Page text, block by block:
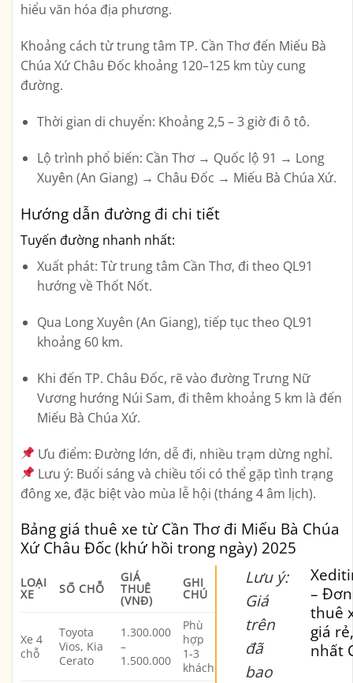
hiểu văn hóa địa phương.
Khoảng cách từ trung tâm TP. Cần Thơ đến Miếu Bà
Chúa Xứ Châu Đốc khoảng 120–125 km tùy cung
đường.
Thời gian di chuyển: Khoảng 2,5 – 3 giờ đi ô tô.
Lộ trình phổ biến: Cần Thơ → Quốc lộ 91 → Long
Xuyên (An Giang) → Châu Đốc → Miếu Bà Chúa Xứ.
Hướng dẫn đường đi chi tiết
Tuyến đường nhanh nhất:
Xuất phát: Từ trung tâm Cần Thơ, đi theo QL91
hướng về Thốt Nốt.
Qua Long Xuyên (An Giang), tiếp tục theo QL91
khoảng 60 km.
Khi đến TP. Châu Đốc, rẽ vào đườngTrưng Nữ
Vươnghướng Núi Sam, đi thêm khoảng 5 km là đến
Miếu Bà Chúa Xứ.
Ưu điểm: Đường lớn, dễ đi, nhiều trạm dừng nghỉ.
Lưu ý: Buổi sáng và chiều tối có thể gặp tình trạng
đông xe, đặc biệt vào mùa lễ hội (tháng 4 âm lịch).
Bảng giá thuê xe từ Cần Thơ đi Miếu Bà Chúa
Xứ Châu Đốc (khứ hồi trong ngày) 2025
LOẠI
XE SỐ CHỖ
GIÁ
THUÊ
(VNĐ)
GHI
CHÚ
Xe 4
chỗ
Toyota
Vios, Kia
Cerato
1.300.000
–
1.500.000
Phù
hợp
1-3
khách
Lưu ý:
Giá
trên
đã
bao
–
thuê
giá
nhất